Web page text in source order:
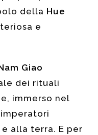
della Hue
e
Giao
dei rituali
immerso nel
alla terra. E per